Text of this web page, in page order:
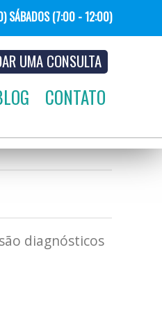
SÁBADOS (7:00 - 12:00)
UMA CONSULTA
CONTATO
diagnósticos